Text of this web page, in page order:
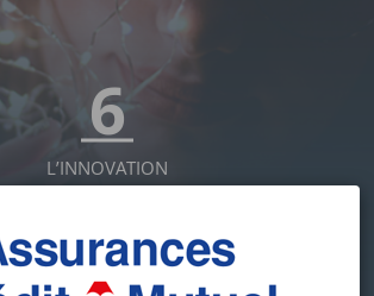
6
L’INNOVATION
AU CŒUR DE NOTREADN